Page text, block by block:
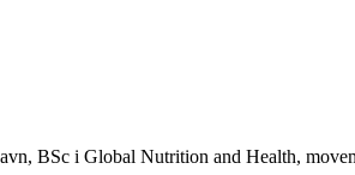
BSc i Global Nutrition and Health,